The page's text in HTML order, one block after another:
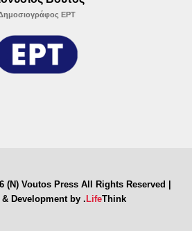
ΕΡΤ
(N) Voutos Press All Rights Reserved |
Development by . LifeThink